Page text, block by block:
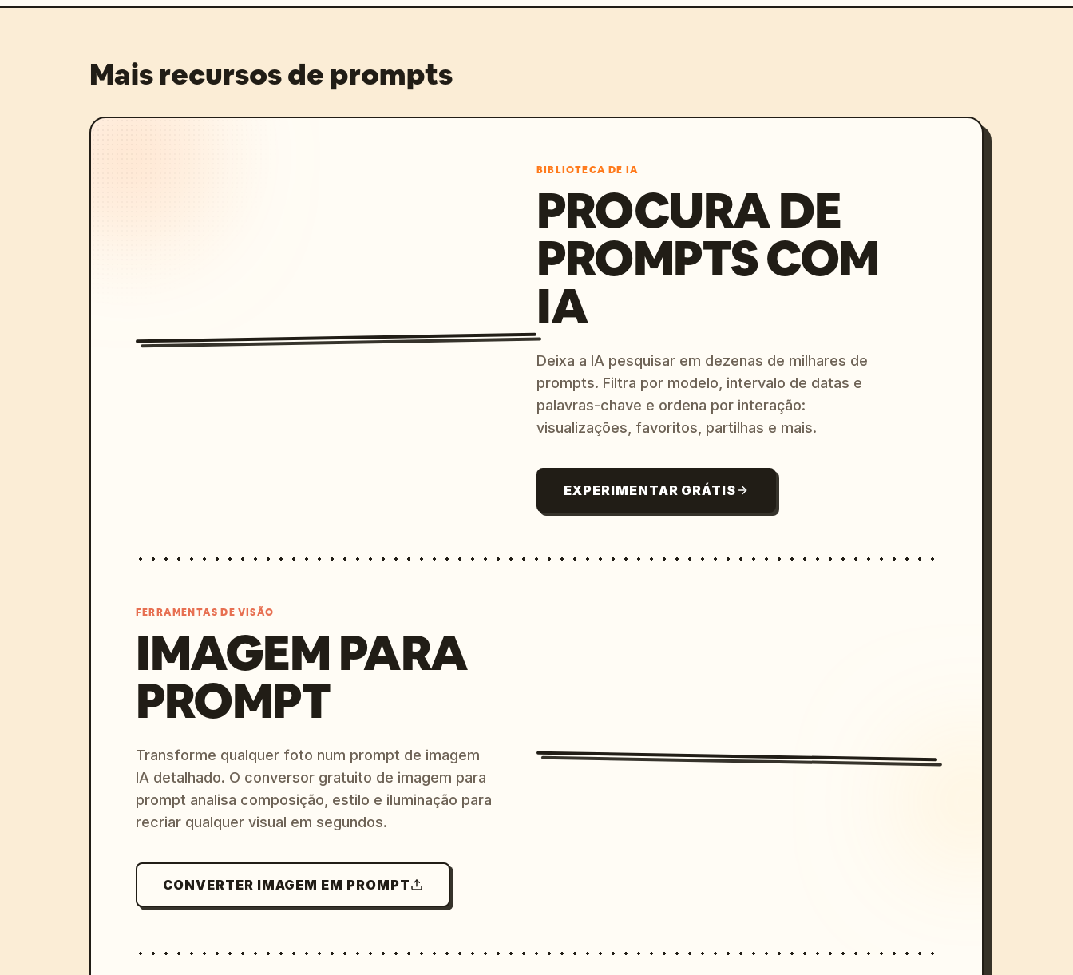
Mais recursos de prompts
BIBLIOTECA DE IA
PROCURA DE
PROMPTS COM
IA
Deixa a IA pesquisar em dezenas de milhares de
prompts. Filtra por modelo, intervalo de datas e
palavras-chave e ordena por interação:
visualizações, favoritos, partilhas e mais.
EXPERIMENTAR GRÁTIS
FERRAMENTAS DE VISÃO
IMAGEM PARA
PROMPT
Transforme qualquer foto num prompt de imagem
IA detalhado. O conversor gratuito de imagem para
prompt analisa composição, estilo e iluminação para
recriar qualquer visual em segundos.
CONVERTER IMAGEM EM PROMPT